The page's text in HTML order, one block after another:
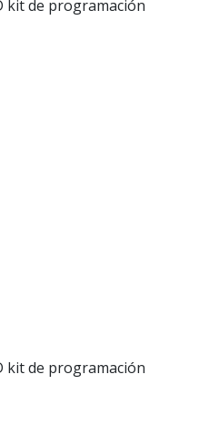
kit de programación
kit de programación